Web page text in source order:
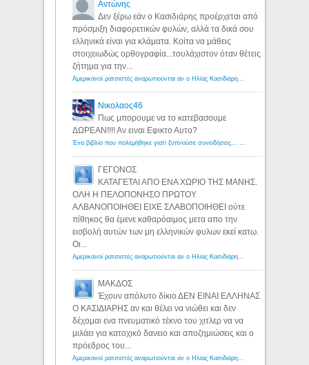
Αντώνης
Δεν ξέρω εάν ο Κασιδιάρης προέρχεται από
πρόσμιξη διαφορετικών φυλών, αλλά τα δικά σου
ελληνικά είναι για κλάματα. Κοίτα να μάθεις
στοιχειωδώς ορθογραφία...τουλάχιστον όταν θέτεις
ζήτημα για την...
Νικολαος46
Πως μπορουμε να το κατεβασουμε
ΔΩΡΕΑΝ!!!! Αν ειναι Εφικτο Αυτο?
ΓΕΓΟΝΟΣ
ΚΑΤΑΓΕΤΑΙ ΑΠΟ ΕΝΑ ΧΩΡΙΟ ΤΗΣ ΜΑΝΗΣ.
ΟΛΗ Η ΠΕΛΟΠΟΝΗΣΟ ΠΡΩΤΟΥ
ΑΛΒΑΝΟΠΟΙΗΘΕΙ ΕΙΧΕ ΣΛΑΒΟΠΟΙΗΘΕΙ ούτε
πίθηκος θα έμενε καθαρόαιμος μετα απο την
εισβολή αυτών των μη ελληνικών φυλων εκεί κατω.
Οι...
ΜΑΚΔΟΣ
Έχουν απόλυτο δίκιο ΔΕΝ ΕΙΝΑΙ ΕΛΛΗΝΑΣ
Ο ΚΑΣΙΔΙΑΡΗΣ αν και θέλει να νιώθει και δεν
δέχομαι ενα πνευματικό τέκνο του χιτλερ να να
μιλάει για κατοχικό δανειο και αποζημιώσεις και ο
πρόεδρος του...